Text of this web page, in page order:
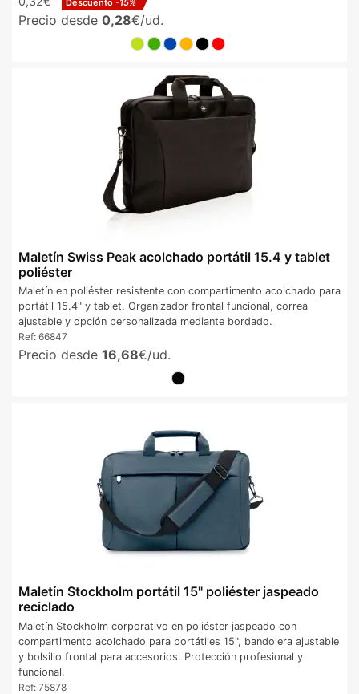
Precio desde 0,28€/ud.
Maletín Swiss Peak acolchado portátil 15.4 y tablet
poliéster
Maletín en poliéster resistente con compartimento acolchado para
portátil 15.4" y tablet. Organizador frontal funcional, correa
ajustable y opción personalizada mediante bordado.
Ref: 66847
Precio desde 16,68€/ud.
Maletín Stockholm portátil 15" poliéster jaspeado
reciclado
Maletín Stockholm corporativo en poliéster jaspeado con
compartimento acolchado para portátiles 15", bandolera ajustable
y bolsillo frontal para accesorios. Protección profesional y
funcional.
Ref: 75878